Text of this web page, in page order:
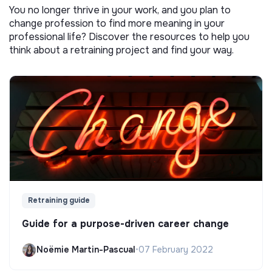
You no longer thrive in your work, and you plan to
change profession to find more meaning in your
professional life? Discover the resources to help you
think about a retraining project and find your way.
Retraining guide
Guide for a purpose-driven career change
Noëmie Martin-Pascual•07 February 2022